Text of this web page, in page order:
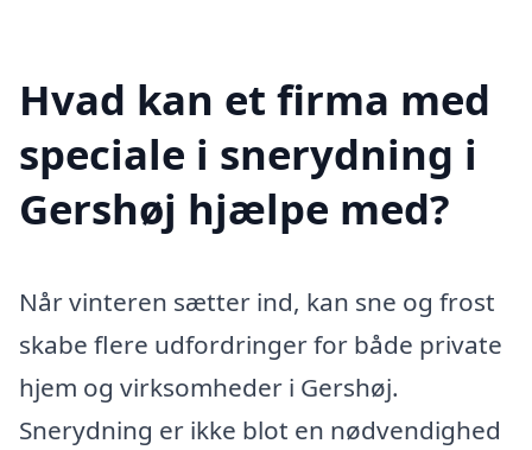
Hvad kan et firma med
speciale i snerydning i
Gershøj hjælpe med?
Når vinteren sætter ind, kan sne og frost
skabe flere udfordringer for både private
hjem og virksomheder i Gershøj.
Snerydning er ikke blot en nødvendighed